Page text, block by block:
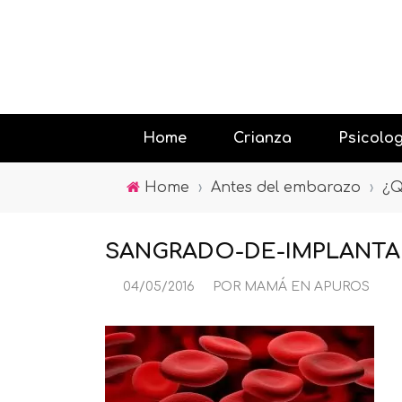
Home Crianza
Jugar
Psicología
la
Home › Antes del embarazo ›
SANGRADO-DE-
04/05/2016 POR MAMÁ EN APUROS